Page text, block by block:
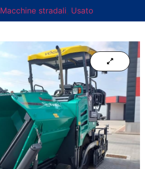
Macchine stradali, Usato